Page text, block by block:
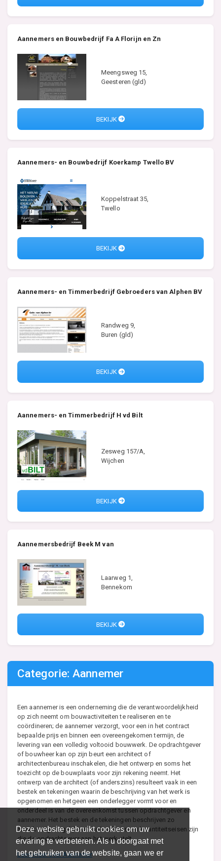
Deze website gebruikt cookies om uw
ervaring te verbeteren. Als u doorgaat met
het gebruiken van de website, gaan we er
Aannemers en Bouwbedrijf Fa A Florijn en Zn
Meengsweg 15,
Geesteren (gld)
BEKIJK
Aannemers- en Bouwbedrijf Koerkamp Twello BV
Koppelstraat 35,
Twello
BEKIJK
Aannemers- en Timmerbedrijf Gebroeders van Alphen BV
Randweg 9,
Buren (gld)
BEKIJK
Aannemers- en Timmerbedrijf H vd Bilt
Zesweg 157/A,
Wijchen
BEKIJK
Aannemersbedrijf Beek M van
Laarweg 1,
Bennekom
BEKIJK
Categorie: Aannemer
Een aannemer is een onderneming die de verantwoordelijkheid
op zich neemt om bouwactiviteiten te realiseren en te
coördineren; de aannemer verzorgt, voor een in het contract
bepaalde prijs en binnen een overeengekomen termijn, de
levering van een volledig voltooid bouwwerk. De opdrachtgever
of bouwheer kan op zijn beurt een architect of
architectenbureau inschakelen, die het ontwerp en soms het
toezicht op de bouwplaats voor zijn rekening neemt. Het
ontwerp van de architect (of anderszins) resulteert vaak in een
bestek en tekeningen waarin de beschrijving van het werk is
opgenomen en hetgeen een onderlegger vormt voor en
onderdeel is van de overeenkomst tussen opdrachtgever en
aannemer. Het bestek en de tekeningen beschrijven zo
nauwkeurig mogelijk wat de kwaliteits- en kwantiteitseisen zijn
die de opdrachtgever aan het werk stelt.
Lees meer over Aannemer